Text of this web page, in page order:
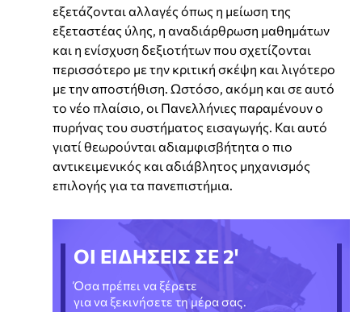
εξετάζονται αλλαγές όπως η μείωση της
εξεταστέας ύλης, η αναδιάρθρωση μαθημάτων
και η ενίσχυση δεξιοτήτων που σχετίζονται
περισσότερο με την κριτική σκέψη και λιγότερο
με την αποστήθιση. Ωστόσο, ακόμη και σε αυτό
το νέο πλαίσιο, οι Πανελλήνιες παραμένουν ο
πυρήνας του συστήματος εισαγωγής. Και αυτό
γιατί θεωρούνται αδιαμφισβήτητα ο πιο
αντικειμενικός και αδιάβλητος μηχανισμός
επιλογής για τα πανεπιστήμια.
ΟΙ ΕΙΔΗΣΕΙΣ ΣΕ 2'
Όσα πρέπει να ξέρετε
για να ξεκινήσετε τη μέρα σας.